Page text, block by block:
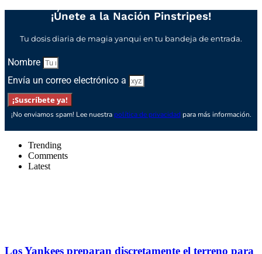
¡Únete a la Nación Pinstripes!
Tu dosis diaria de magia yanqui en tu bandeja de entrada.
Nombre
Envía un correo electrónico a
¡Suscríbete ya!
¡No enviamos spam! Lee nuestra política de privacidad para más información.
Trending
Comments
Latest
Los Yankees preparan discretamente el terreno para